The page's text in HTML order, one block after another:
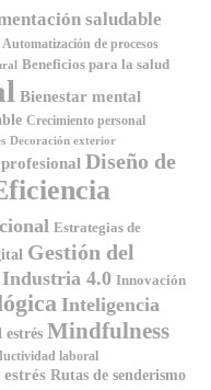
saludable
Automatización de procesos
Beneficios para la salud
Bienestar mental
Crecimiento personal
Decoración exterior
Diseño de
Estrategias de
Gestión del
Industria 4.0 Innovación
Inteligencia
Mindfulness
laboral
estrés Rutas de senderismo